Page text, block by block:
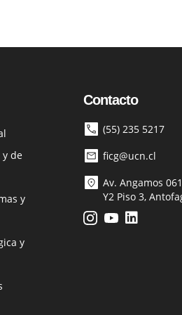
de
y
y
Contacto
(55) 235 5217
ficg@ucn.cl
Av. Angamos
Y2 Piso 3,